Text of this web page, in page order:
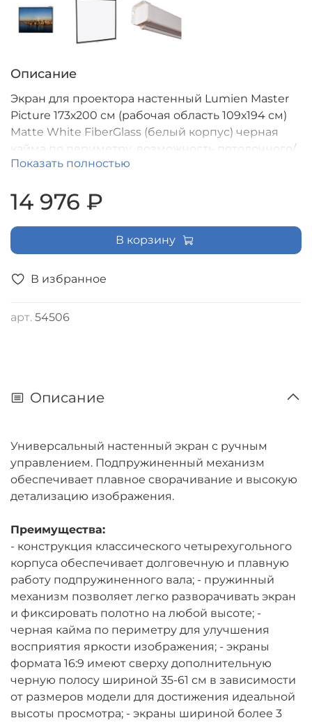
В избранное
арт. 54506
Описание
Экран для проектора настенный Lumien Master
Picture 173х200 см (рабочая область 109х194 см)
Matte White FiberGlass (белый корпус) черная
кайма по периметру, возможность потолочного/
настенного крепления, доп. черная кайма сверху
Показать полностью
14 976 ₽
В корзину
Описание
Универсальный настенный экран с ручным
управлением. Подпружиненный механизм
обеспечивает плавное сворачивание и высокую
детализацию изображения.
Преимущества:
- конструкция классического четырехугольного
корпуса обеспечивает долговечную и плавную
работу подпружиненного вала; - пружинный
механизм позволяет легко разворачивать экран
и фиксировать полотно на любой высоте; -
черная кайма по периметру для улучшения
восприятия яркости изображения; - экраны
формата 16:9 имеют сверху дополнительную
черную полосу шириной 35-61 см в зависимости
от размеров модели для достижения идеальной
высоты просмотра; - экраны шириной более 3